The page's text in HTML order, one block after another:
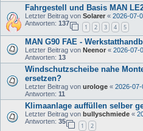
Fahrgestell und Basis MAN
Letzter Beitrag von Solarer « 2026-07-
Antworten: 137
1 2 3 4 5
MAN G90 FAE -
Letzter Beitrag von Neenor « 2026-07-
Antworten: 13
Windschutzscheibe nahe
ersetzen?
Letzter Beitrag von urologe « 2026-
Antworten: 11
Klimaanlage auffüllen selber
Letzter Beitrag von bullyschmiede «
Antworten: 35
1 2